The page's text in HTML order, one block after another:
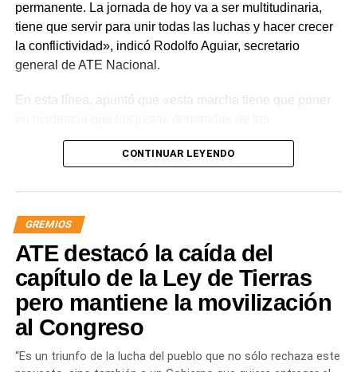
permanente. La jornada de hoy va a ser multitudinaria,
tiene que servir para unir todas las luchas y hacer crecer
la conflictividad», indicó Rodolfo Aguiar, secretario
general de ATE Nacional.
En esta línea, apuntó que «esta marcha tiene que poner
trabajadores, jubilados y los sectores populares no
encuentran respuestas, y que el gobierno es el exclusivo
mayoría de la sociedad».
«Lo demuestran las encuestas, a Milei se le están
terminando las balas. Tiene que saber que empezamos a
ir por él», sentenció Aguiar.
Las movilizaciones además se replicarán en todas las
provincias en el marco de la Jornada Nacional de
dispuesta por el sindicato estatal en reclamo por
«reapertura de paritarias y urgente recomposición salarial
CONTINUAR LEYENDO
GREMIOS
ATE destacó la caída del
capítulo de la Ley de Tierras
pero mantiene la movilización
al Congreso
“Es un triunfo de la lucha del pueblo que no sólo rechaza este